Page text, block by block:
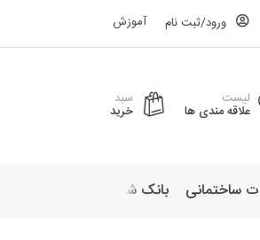
ورود/ثبت نام آموزش
لیست
علاقه مندی ها
سبد
خرید
ساختمانی بانک شماره موبایل لوازم